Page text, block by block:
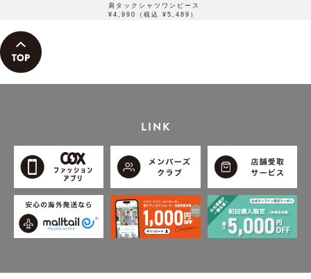
肩タックシャツワンピース
¥4,990（税込 ¥5,489）
LINK